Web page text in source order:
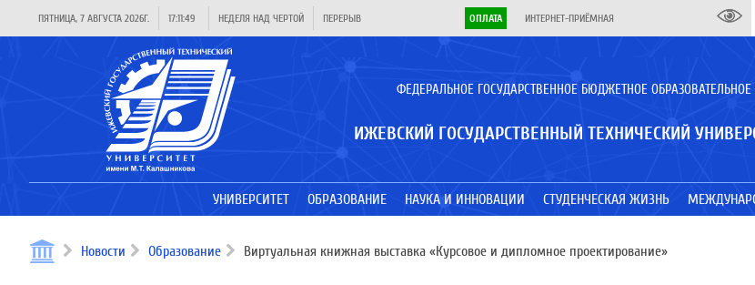
ПЯТНИЦА, 7 АВГУСТА 2026Г. 17:11:49 НЕДЕЛЯ НАД ЧЕРТОЙ ПЕРЕРЫВ ОПЛАТА ИНТЕРНЕТ-ПРИЁМНАЯ
ФЕДЕРАЛЬНОЕ ГОСУДАРСТВЕННОЕ БЮДЖЕТНОЕ
ИЖЕВСКИЙ ГОСУДАРСТВЕННЫЙ ТЕХНИЧЕСКИЙ
УНИВЕРСИТЕТ ОБРАЗОВАНИЕ НАУКА И ИННОВАЦИИ СТУДЕНЧЕСКАЯ ЖИЗНЬ
Новости Образование Виртуальная книжная выставка «Курсовое и дипломное проектирование»